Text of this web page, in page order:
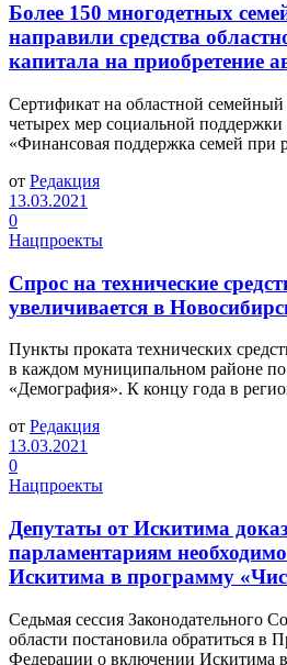
Более 150 многодетных
направили средства
капитала на приобретение
Сертификат на областной семейный
четырех мер социальной поддержки
«Финансовая поддержка семей при
от Редакция
13.03.2021
0
Нацпроекты
Спрос на технические
увеличивается в
Пункты проката технических
в каждом муниципальном районе
«Демография». К концу года в
от Редакция
13.03.2021
0
Нацпроекты
Депутаты от Искитима
парламентариям
Искитима в программу
Седьмая сессия Законодательного
области постановила обратиться в
Федерации о включении Искитима в